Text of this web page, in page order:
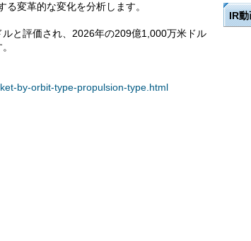
変革的な変化を分析します。
と評価され、2026年の209億1,000万米ドル
by-orbit-type-propulsion-type.html
IR動